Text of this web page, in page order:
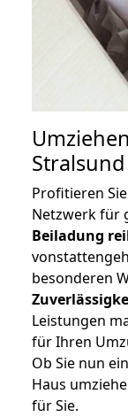
Stralsund
Profitieren
Netzwerk für
Beiladung
besonderen
Leistungen
für Ihren
Ob Sie nun
Haus
für Sie.